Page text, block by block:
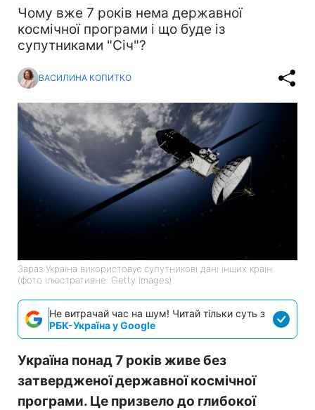
Чому вже 7 років нема державної
космічної програми і що буде із
супутниками "Січ"?
ВАСИЛИНА КОПИТКО
Зараз Україна використовує супутникові дані інших країн
(фото ілюстративне: Getty Images)
Не витрачай час на шум! Читай тільки суть з
РБК-Україна у Google
Україна понад 7 років живе без
затвердженої державної космічної
програми. Це призвело до глибокої